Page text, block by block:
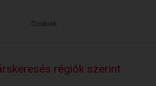
Cookiek
régiók szerint